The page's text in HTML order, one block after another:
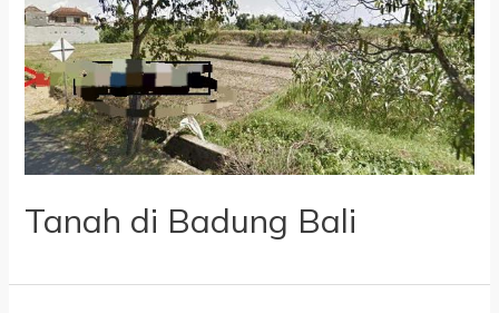
Tanah di Badung Bali